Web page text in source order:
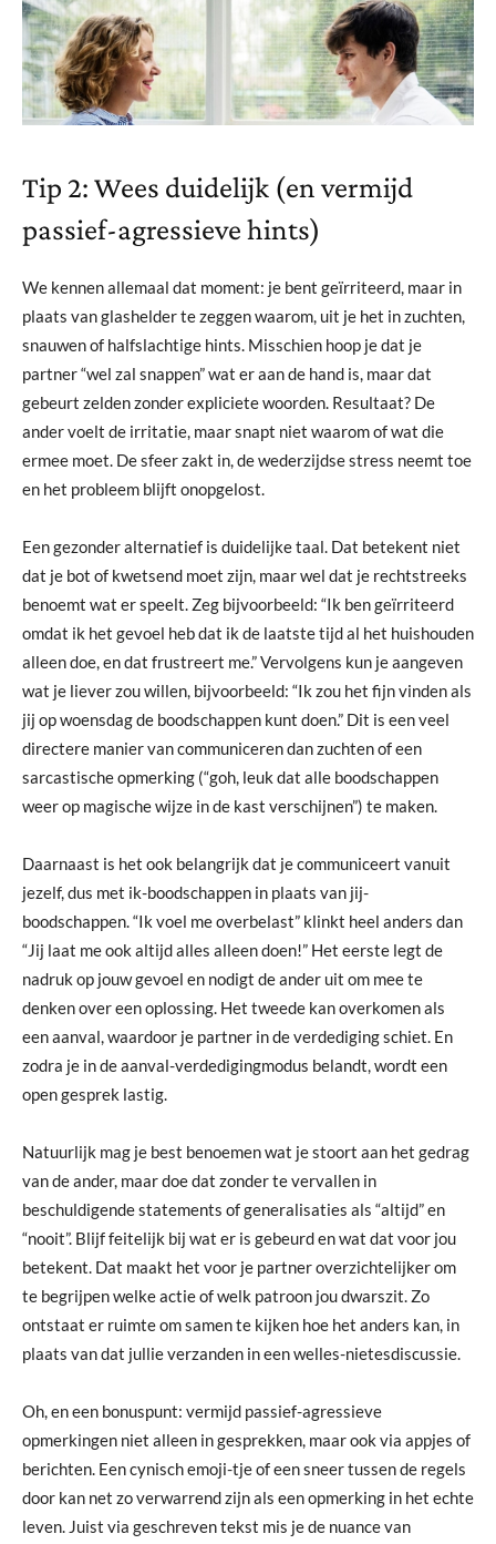
Tip 2: Wees duidelijk (en vermijd
passief-agressieve hints)
We kennen allemaal dat moment: je bent geïrriteerd, maar in
plaats van glashelder te zeggen waarom, uit je het in zuchten,
snauwen of halfslachtige hints. Misschien hoop je dat je
partner “wel zal snappen” wat er aan de hand is, maar dat
gebeurt zelden zonder expliciete woorden. Resultaat? De
ander voelt de irritatie, maar snapt niet waarom of wat die
ermee moet. De sfeer zakt in, de wederzijdse stress neemt toe
en het probleem blijft onopgelost.
Een gezonder alternatief is duidelijke taal. Dat betekent niet
dat je bot of kwetsend moet zijn, maar wel dat je rechtstreeks
benoemt wat er speelt. Zeg bijvoorbeeld: “Ik ben geïrriteerd
omdat ik het gevoel heb dat ik de laatste tijd al het huishouden
alleen doe, en dat frustreert me.” Vervolgens kun je aangeven
wat je liever zou willen, bijvoorbeeld: “Ik zou het fijn vinden als
jij op woensdag de boodschappen kunt doen.” Dit is een veel
directere manier van communiceren dan zuchten of een
sarcastische opmerking (“goh, leuk dat alle boodschappen
weer op magische wijze in de kast verschijnen”) te maken.
Daarnaast is het ook belangrijk dat je communiceert vanuit
jezelf, dus met ik-boodschappen in plaats van jij-
boodschappen. “Ik voel me overbelast” klinkt heel anders dan
“Jij laat me ook altijd alles alleen doen!” Het eerste legt de
nadruk op jouw gevoel en nodigt de ander uit om mee te
denken over een oplossing. Het tweede kan overkomen als
een aanval, waardoor je partner in de verdediging schiet. En
zodra je in de aanval-verdedigingmodus belandt, wordt een
open gesprek lastig.
Natuurlijk mag je best benoemen wat je stoort aan het gedrag
van de ander, maar doe dat zonder te vervallen in
beschuldigende statements of generalisaties als “altijd” en
“nooit”. Blijf feitelijk bij wat er is gebeurd en wat dat voor jou
betekent. Dat maakt het voor je partner overzichtelijker om
te begrijpen welke actie of welk patroon jou dwarszit. Zo
ontstaat er ruimte om samen te kijken hoe het anders kan, in
plaats van dat jullie verzanden in een welles-nietesdiscussie.
Oh, en een bonuspunt: vermijd passief-agressieve
opmerkingen niet alleen in gesprekken, maar ook via appjes of
berichten. Een cynisch emoji-tje of een sneer tussen de regels
door kan net zo verwarrend zijn als een opmerking in het echte
leven. Juist via geschreven tekst mis je de nuance van